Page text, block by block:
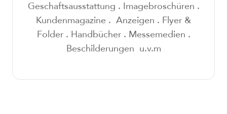
Geschaftsausstattung . Imagebroschüren .
Kundenmagazine . Anzeigen . Flyer &
Folder . Handbücher . Messemedien .
Beschilderungen u.v.m